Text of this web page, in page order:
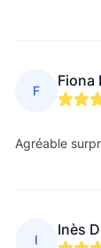
F
Fiona
Agréable
I
Inès